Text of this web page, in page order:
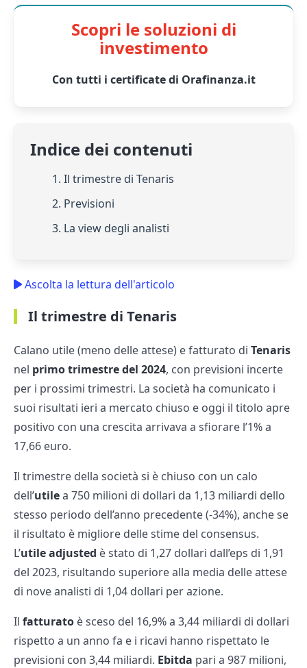
Scopri le soluzioni di
investimento
Con tutti i certificate di Orafinanza.it
Indice dei contenuti
1. Il trimestre di Tenaris
2. Previsioni
3. La view degli analisti
Ascolta la lettura dell'articolo
Il trimestre di Tenaris
Calano utile (meno delle attese) e fatturato di Tenaris
nel primo trimestre del 2024, con previsioni incerte
per i prossimi trimestri. La società ha comunicato i
suoi risultati ieri a mercato chiuso e oggi il titolo apre
positivo con una crescita arrivava a sfiorare l’1% a
17,66 euro.
Il trimestre della società si è chiuso con un calo
dell’utilea 750 milioni di dollari da 1,13 miliardi dello
stesso periodo dell’anno precedente (-34%), anche se
il risultato è migliore delle stime del consensus.
L’utile adjusted è stato di 1,27 dollari dall’eps di 1,91
del 2023, risultando superiore alla media delle attese
di nove analisti di 1,04 dollari per azione.
Il fatturato è sceso del 16,9% a 3,44 miliardi di dollari
rispetto a un anno fa e i ricavi hanno rispettato le
previsioni con 3,44 miliardi. Ebitda pari a 987 milioni,